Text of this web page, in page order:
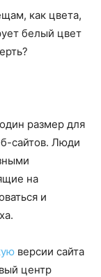
как цвета,
белый цвет
размер для
сайтов. Люди
на
и
версии сайта
центр